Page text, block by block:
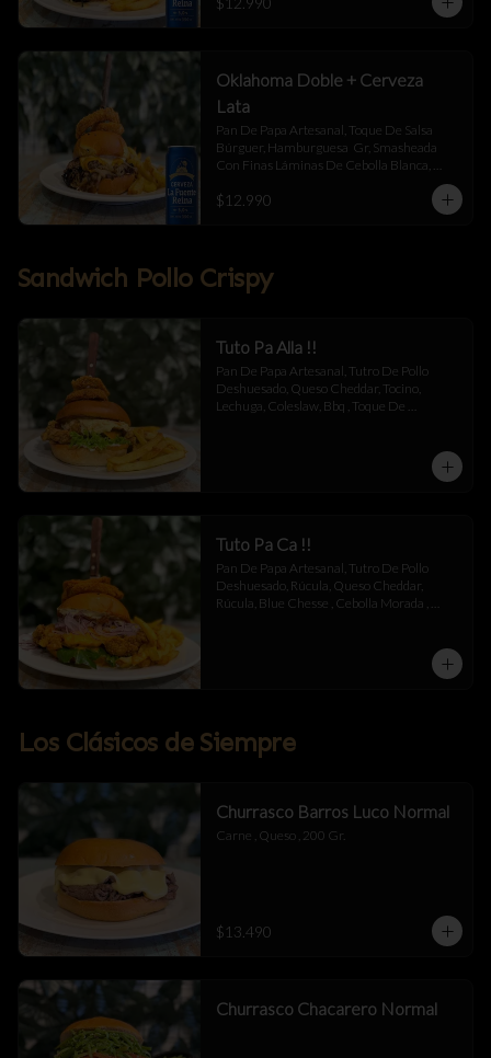
Oklahoma Doble + Cerveza
Lata
Pan De Papa Artesanal, Toque De Salsa
Búrguer, Hamburguesa  Gr, Smasheada
Con Finas Láminas De Cebolla Blanca,
Queso Cheddar Y Toque De Salsa Búrguer.
$12.990
Sandwich Pollo Crispy
Tuto Pa Alla !!
Pan De Papa Artesanal, Tutro De Pollo
Deshuesado, Queso Cheddar, Tocino,
Lechuga, Coleslaw, Bbq , Toque De
Tuto Pa Ca !!
Pan De Papa Artesanal, Tutro De Pollo
Deshuesado, Rúcula, Queso Cheddar,
Rúcula, Blue Chesse , Cebolla Morada ,
Los Clásicos de Siempre
Churrasco Barros Luco Normal
Carne , Queso , 200 Gr.
$13.490
Churrasco Chacarero Normal